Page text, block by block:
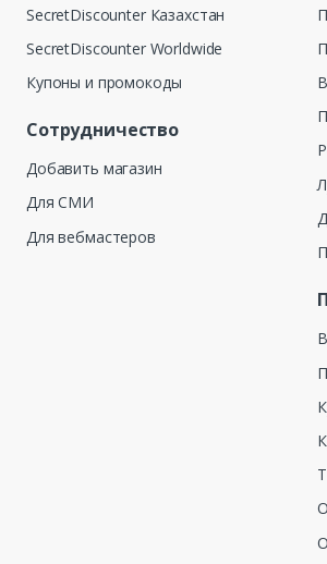
SecretDiscounter Казахстан
SecretDiscounter Worldwide
Купоны и промокоды
Сотрудничество
Добавить магазин
Для СМИ
Для вебмастеров